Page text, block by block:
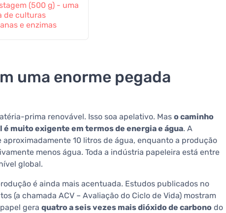
(500 g) - uma
de culturas
e enzimas
uma enorme pegada
prima renovável. Isso soa apelativo. Mas o caminho
é muito exigente em termos de energia e água. A
10 litros de água, enquanto a produção
menos água. Toda a indústria papeleira está entre
global.
é ainda mais acentuada. Estudos publicados no
(a chamada ACV – Avaliação do Ciclo de Vida) mostram
gera quatro a seis vezes mais dióxido de carbono do